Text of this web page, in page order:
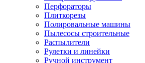
Перфораторы
Плиткорезы
Полировальные машины
Пылесосы строительные
Распылители
Рулетки и линейки
Ручной инструмент